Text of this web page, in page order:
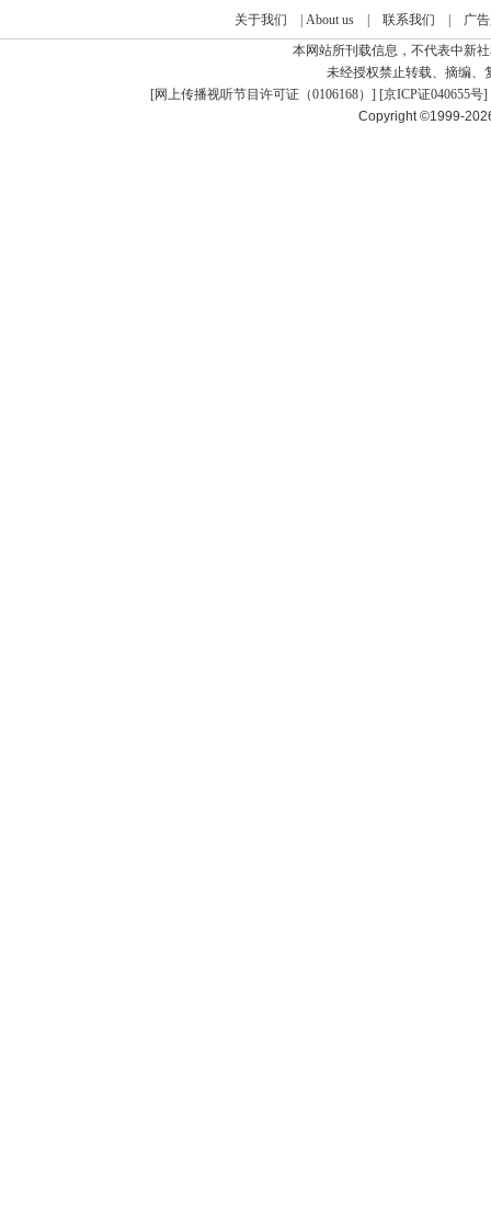
关于我们 About us| 联系我们
广
本网站所刊载信息，不代表中新
未经授权禁止转载、摘编、
[网上传播视听节目许可证（0106168） ] [京ICP证040655号]
Copyright ©1999-